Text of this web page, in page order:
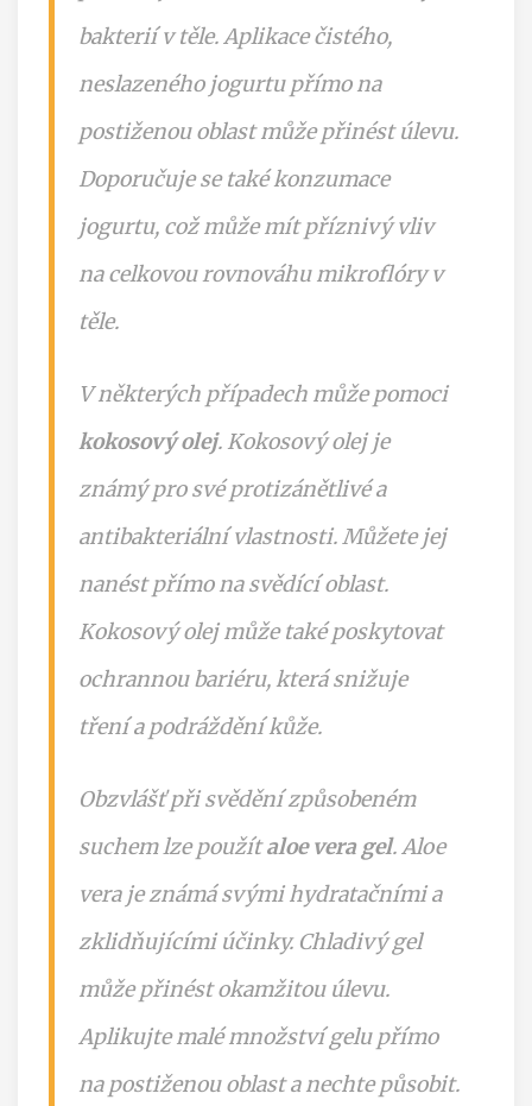
bakterií v těle. Aplikace čistého,
neslazeného jogurtu přímo na
postiženou oblast může přinést úlevu.
Doporučuje se také konzumace
jogurtu, což může mít příznivý vliv
na celkovou rovnováhu mikroflóry v
těle.
V některých případech může pomoci
kokosový olej. Kokosový olej je
známý pro své protizánětlivé a
antibakteriální vlastnosti. Můžete jej
nanést přímo na svědící oblast.
Kokosový olej může také poskytovat
ochrannou bariéru, která snižuje
tření a podráždění kůže.
Obzvlášť při svědění způsobeném
suchem lze použítaloe vera gel. Aloe
vera je známá svými hydratačními a
zklidňujícími účinky. Chladivý gel
může přinést okamžitou úlevu.
Aplikujte malé množství gelu přímo
na postiženou oblast a nechte působit.